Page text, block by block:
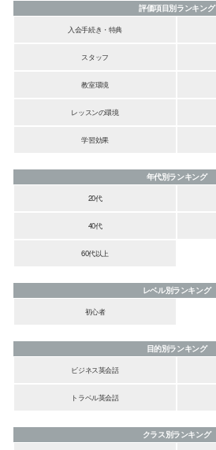
評価項目別ランキング
入会手続き・特典
スタッフ
教室環境
レッスンの環境
学習効果
年代別ランキング
20代
40代
60代以上
レベル別ランキング
初心者
目的別ランキング
ビジネス英会話
トラベル英会話
クラス別ランキング